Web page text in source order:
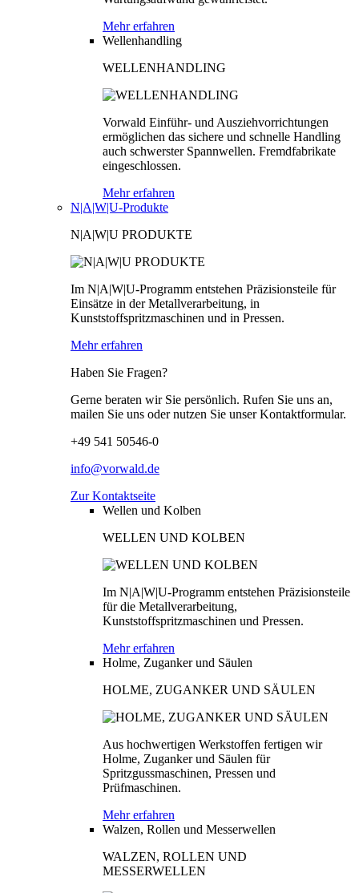
Mehr erfahren
Wellenhandling
WELLENHANDLING
Vorwald Einführ- und Ausziehvorrichtungen
ermöglichen das sichere und schnelle Handling
auch schwerster Spannwellen. Fremdfabrikate
eingeschlossen.
Mehr erfahren
N|A|W|U-Produkte
N|A|W|U PRODUKTE
Im N|A|W|U-Programm entstehen Präzisionsteile für
Einsätze in der Metallverarbeitung, in
Kunststoffspritzmaschinen und in Pressen.
Mehr erfahren
Haben Sie Fragen?
Gerne beraten wir Sie persönlich. Rufen Sie uns an,
mailen Sie uns oder nutzen Sie unser Kontaktformular.
+49 541 50546-0
info@vorwald.de
Zur Kontaktseite
Wellen und Kolben
WELLEN UND KOLBEN
Im N|A|W|U-Programm entstehen Präzisionsteile
für die Metallverarbeitung,
Kunststoffspritzmaschinen und Pressen.
Mehr erfahren
Holme, Zuganker und Säulen
HOLME, ZUGANKER UND SÄULEN
Aus hochwertigen Werkstoffen fertigen wir
Holme, Zuganker und Säulen für
Spritzgussmaschinen, Pressen und
Prüfmaschinen.
Mehr erfahren
Walzen, Rollen und Messerwellen
WALZEN, ROLLEN UND
MESSERWELLEN